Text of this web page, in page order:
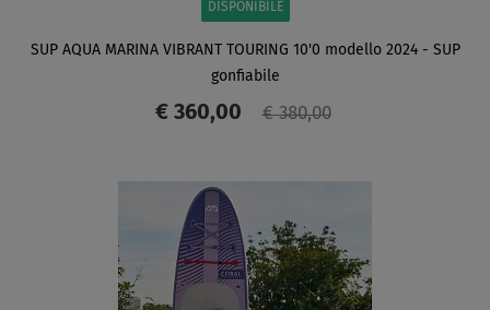
DISPONIBILE
SUP AQUA MARINA VIBRANT TOURING 10'0 modello 2024 - SUP
gonfiabile
€ 360,00 € 380,00